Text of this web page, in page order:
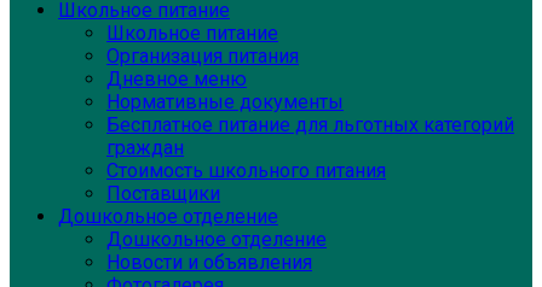
Школьное питание
Школьное питание
Организация питания
Дневное меню
Нормативные документы
Бесплатное питание для льготных категорий
граждан
Стоимость школьного питания
Поставщики
Дошкольное отделение
Дошкольное отделение
Новости и объявления